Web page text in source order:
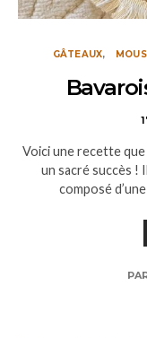
GÂTEAUX
Voici une recette que
un sacré succès !
composé